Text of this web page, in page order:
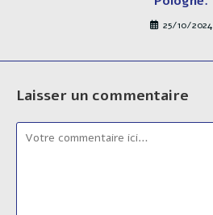
25/10/2024
Laisser un commentaire
Comment